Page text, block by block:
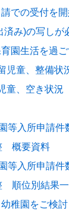
での受付を開
済み)の写しが
園生活を過
児童、整備状
童、空き状況
入所申請件
概要資料
入所申請件
順位別結果
稚園をご検討